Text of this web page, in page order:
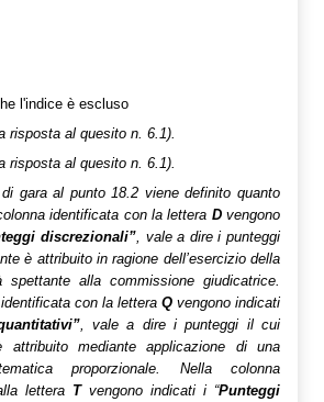
l'indice è escluso
risposta al quesito n. 6.1).
risposta al quesito n. 6.1).
gara al punto 18.2 viene definito quanto
identificata con la lettera D vengono
discrezionali”, vale a dire i punteggi
è attribuito in ragione dell’esercizio della
spettante alla commissione giudicatrice.
con la lettera Q vengono indicati
, vale a dire i punteggi il cui
attribuito mediante applicazione di una
proporzionale. Nella colonna
lettera T vengono indicati i “Punteggi